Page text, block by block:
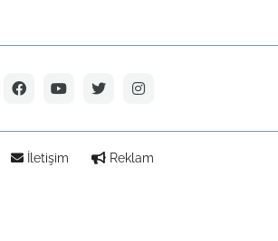
İletişim Reklam